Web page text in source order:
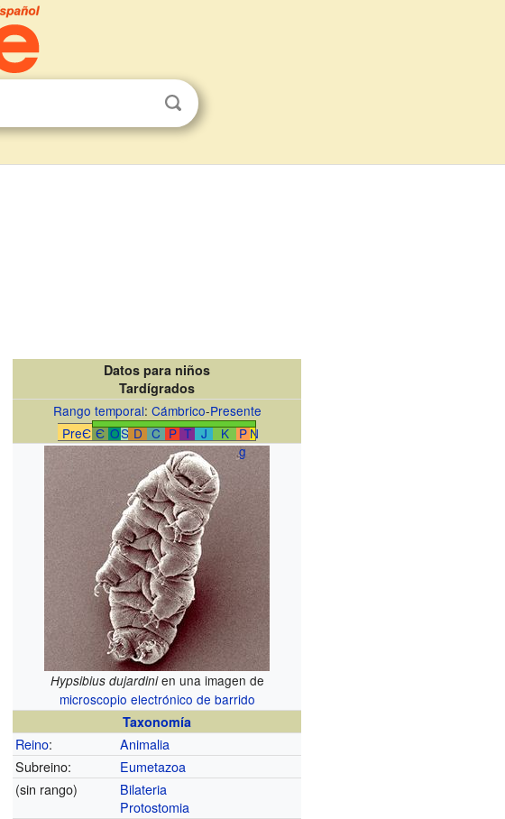
Datos para niños
Tardígrados
Rango temporal: Cámbrico-Presente
PreЄ Є OS D C P T J K P
g
N
Hypsibius dujardinien una imagen de
microscopio electrónico de barrido
Taxonomía
Reino:
Animalia
Subreino:
Eumetazoa
(sin rango)
Bilateria
Protostomia